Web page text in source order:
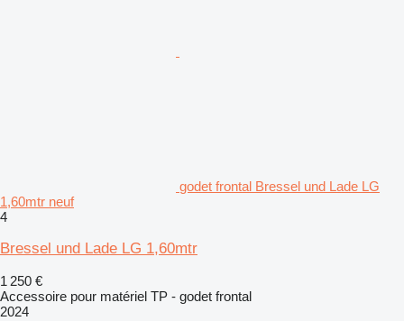
godet frontal Bressel und Lade LG
1,60mtr neuf
4
Bressel und Lade LG 1,60mtr
1 250 €
Accessoire pour matériel TP - godet frontal
2024